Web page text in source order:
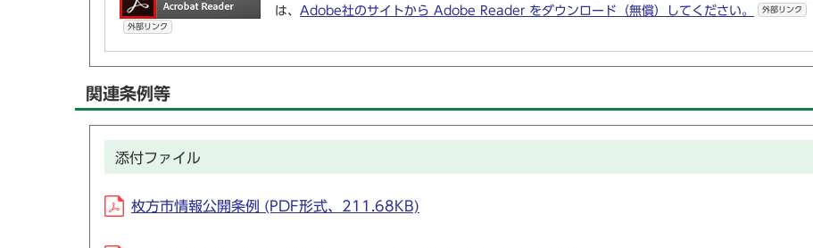
外部リンク
は、 Adobe社のサイトから Adobe Reader をダウンロード（無償）してください。 外部リンク
関連条例等
添付ファイル
枚方市情報公開条例 (PDF形式、211.68KB)